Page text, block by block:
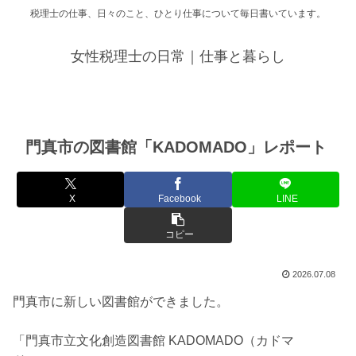
税理士の仕事、日々のこと、ひとり仕事について毎日書いています。
女性税理士の日常｜仕事と暮らし
門真市の図書館「KADOMADO」レポート
X Facebook LINE
コピー
2026.07.08
門真市に新しい図書館ができました。
「門真市立文化創造図書館 KADOMADO（カドマ